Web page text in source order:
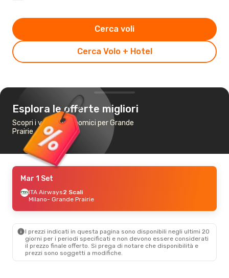
Cerca Volo + Hotel
Cerca voli
Esplora le offerte migliori
Scopri i voli più economici per Grande
Prairie
Mar 1 Set
ITA Airways2 Scali
Milano- Grande Prairie
I prezzi indicati in questa pagina sono disponibili negli ultimi 20
giorni per i periodi specificati e non devono essere considerati
il ​​prezzo finale offerto. Si prega di notare che disponibilità e
prezzi sono soggetti a modifiche.